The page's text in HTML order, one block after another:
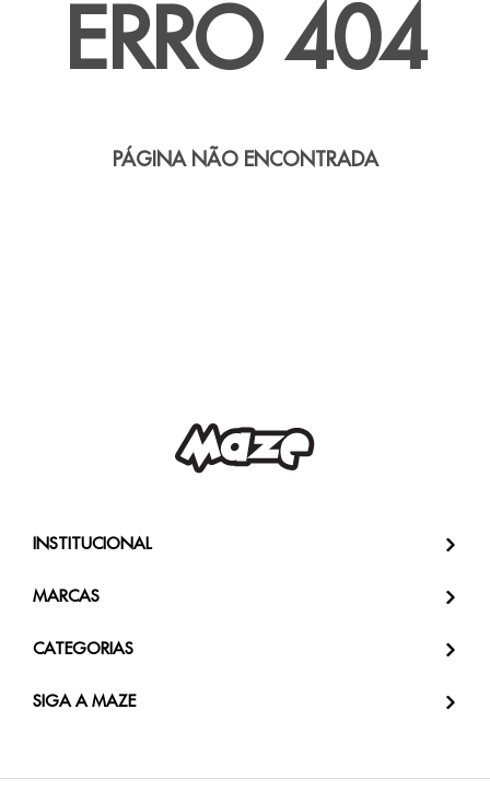
ERRO 404
PÁGINA NÃO ENCONTRADA
INSTITUCIONAL
MARCAS
CATEGORIAS
SIGA A MAZE